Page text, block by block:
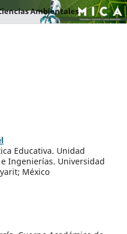
Ambientales
Educativa. Unidad
Ingenierías. Universidad
México